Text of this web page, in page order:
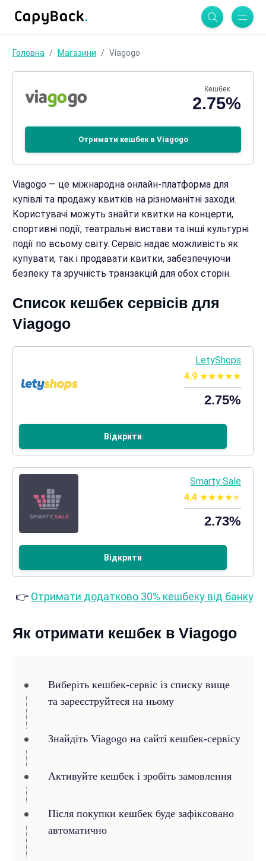
Головна Магазини Viagogo
Кешбек
2.75%
Отримати кешбек в Viagogo
Viagogo — це міжнародна онлайн-платформа для
купівлі та продажу квитків на різноманітні заходи.
Користувачі можуть знайти квитки на концерти,
спортивні події, театральні вистави та інші культурні
події по всьому світу. Сервіс надає можливість як
купувати, так і продавати квитки, забезпечуючи
безпеку та зручність транзакцій для обох сторін.
Список кешбек сервісів для
Viagogo
LetyShops
4.9
2.75%
Відкрити
Smarty Sale
4.4
2.73%
Відкрити
👉 Отримати додатково 30% кешбеку від банку
Як отримати кешбек в Viagogo
Виберіть кешбек-сервіс із списку вище
та зареєструйтеся на ньому
Знайдіть Viagogo на сайті кешбек-сервісу
Активуйте кешбек і зробіть замовлення
Після покупки кешбек буде зафіксовано
автоматично